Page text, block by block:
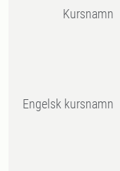
Kursnamn
Engelsk kursnamn